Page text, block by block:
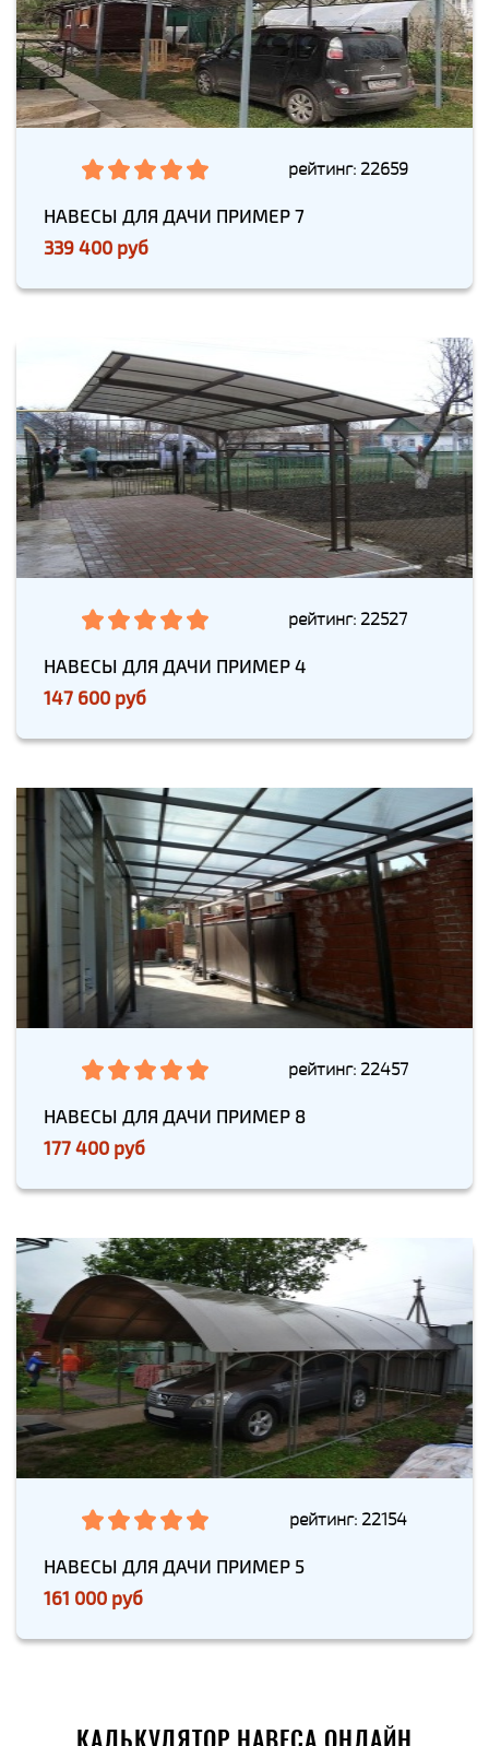
рейтинг: 22659
НАВЕСЫ ДЛЯ ДАЧИ ПРИМЕР 7
339 400 руб
рейтинг: 22527
НАВЕСЫ ДЛЯ ДАЧИ ПРИМЕР 4
147 600 руб
рейтинг: 22457
НАВЕСЫ ДЛЯ ДАЧИ ПРИМЕР 8
177 400 руб
рейтинг: 22154
НАВЕСЫ ДЛЯ ДАЧИ ПРИМЕР 5
161 000 руб